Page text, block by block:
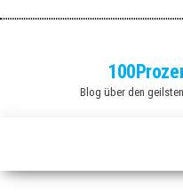
Blog über den